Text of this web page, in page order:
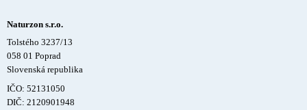
Naturzon s.r.o.
Tolstého 3237/13
058 01 Poprad
Slovenská republika
IČO: 52131050
DIČ: 2120901948